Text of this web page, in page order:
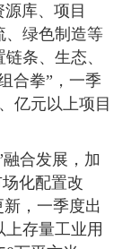
库、项目
、绿色制造等
条、生态、
合拳”，一季
亿元以上项目
合发展，加
化配置改
，一季度出
上存量工业用